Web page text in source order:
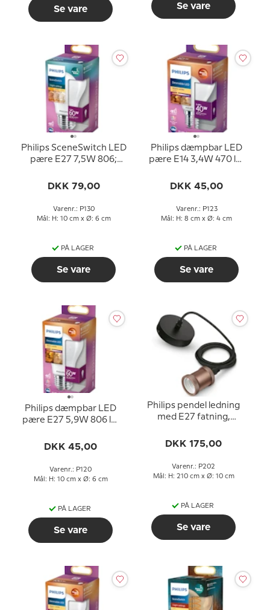
Se vare Se vare
Philips SceneSwitch LED
pære E27 7,5W 806;
60;30;16 watt) Varm
2700/2500/2200K
(15000 timer)
DKK 79,00
Varenr.: P130
Mål: H: 10 cm x Ø: 6 cm
PÅ LAGER
Se vare
Philips dæmpbar LED
pære E14 3,4W 470 lm
Hvidt Lys 2200-2700K
DKK 45,00
Varenr.: P123
Mål: H: 8 cm x Ø: 4 cm
PÅ LAGER
Se vare
Philips dæmpbar LED
pære E27 5,9W 806 lm
Hvidt Lys 2200-2700K
DKK 45,00
Varenr.: P120
Mål: H: 10 cm x Ø: 6 cm
PÅ LAGER
Se vare
Philips pendel ledning
med E27 fatning,
DKK 175,00
Varenr.: P202
Mål: H: 210 cm x Ø: 10 cm
PÅ LAGER
Se vare